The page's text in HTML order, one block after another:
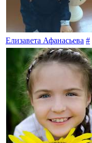
Елизавета Афанасьева #